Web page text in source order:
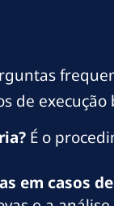
de execução
É o
em casos